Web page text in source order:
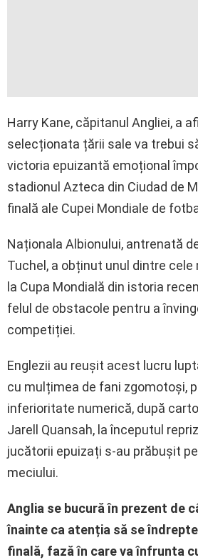
Harry Kane, căpitanul Angliei, a
selecționata țării sale va trebui
victoria epuizantă emoțional
stadionul Azteca din Ciudad de
finală ale Cupei Mondiale de
Naționala Albionului, antrenată
Tuchel, a obținut unul dintre
la Cupa Mondială din istoria
felul de obstacole pentru a
competiției.
Englezii au reușit acest lucru
cu mulțimea de fani zgomotoși,
inferioritate numerică, după
Jarell Quansah, la începutul
jucătorii epuizați s-au prăbușit
meciului.
Anglia se bucură în prezent de
înainte ca atenția să se
finală, fază în care va înfrunta